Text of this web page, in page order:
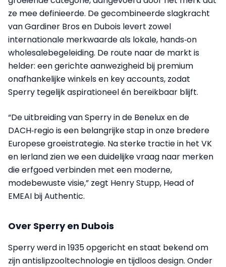
ze mee definieerde. De gecombineerde slagkracht
van Gardiner Bros en Dubois levert zowel
internationale merkwaarde als lokale, hands‑on
wholesalebegeleiding. De route naar de markt is
helder: een gerichte aanwezigheid bij premium
onafhankelijke winkels en key accounts, zodat
Sperry tegelijk aspirationeel én bereikbaar blijft.
“De uitbreiding van Sperry in de Benelux en de
DACH‑regio is een belangrijke stap in onze bredere
Europese groeistrategie. Na sterke tractie in het VK
en Ierland zien we een duidelijke vraag naar merken
die erfgoed verbinden met een moderne,
modebewuste visie,” zegt Henry Stupp, Head of
EMEAI bij Authentic.
Over Sperry en Dubois
Sperry werd in 1935 opgericht en staat bekend om
zijn antislipzooltechnologie en tijdloos design. Onder